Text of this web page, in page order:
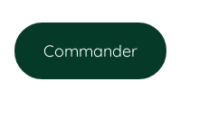
Commander